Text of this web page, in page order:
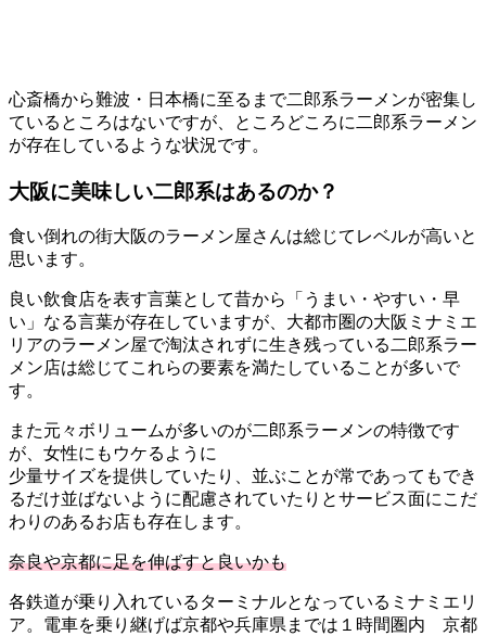
心斎橋から難波・日本橋に至るまで二郎系ラーメンが密集し
ているところはないですが、ところどころに二郎系ラーメン
が存在しているような状況です。
大阪に美味しい二郎系はあるのか？
食い倒れの街大阪のラーメン屋さんは総じてレベルが高いと
思います。
良い飲食店を表す言葉として昔から「うまい・やすい・早
い」なる言葉が存在していますが、大都市圏の大阪ミナミエ
リアのラーメン屋で淘汰されずに生き残っている二郎系ラー
メン店は総じてこれらの要素を満たしていることが多いで
す。
また元々ボリュームが多いのが二郎系ラーメンの特徴です
が、女性にもウケるように
少量サイズを提供していたり、並ぶことが常であってもでき
るだけ並ばないように配慮されていたりとサービス面にこだ
わりのあるお店も存在します。
奈良や京都に足を伸ばすと良いかも
各鉄道が乗り入れているターミナルとなっているミナミエリ
ア。電車を乗り継げば京都や兵庫県までは１時間圏内 京都